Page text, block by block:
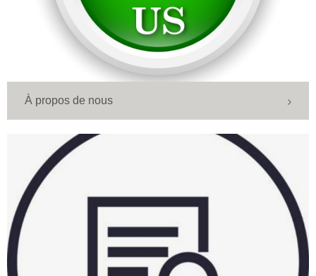
À propos de nous